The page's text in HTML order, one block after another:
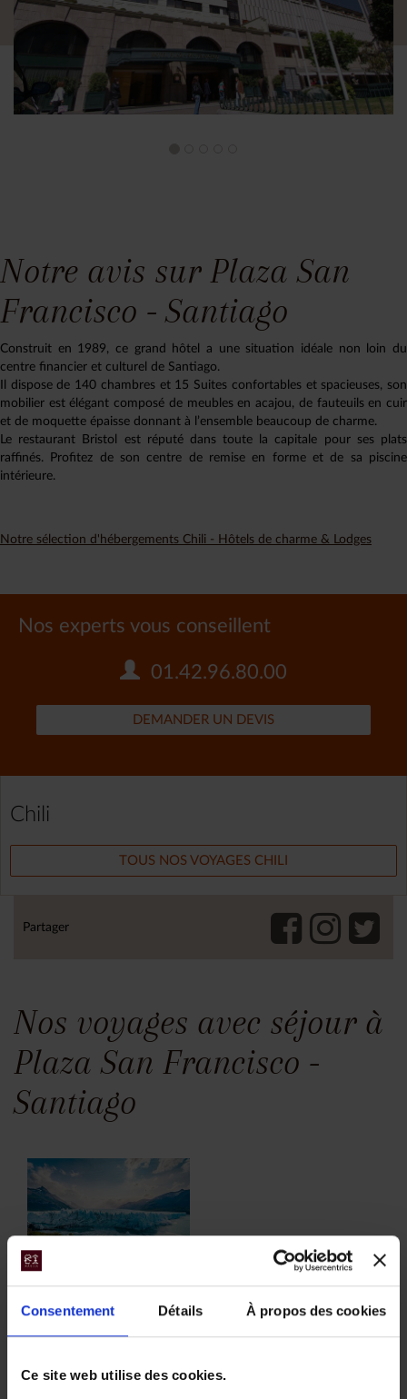
Consentement Détails À propos des cookies
Ce site web utilise des cookies.
Notre avis sur Plaza San
Francisco - Santiago
Construit en 1989, ce grand hôtel a une situation idéale non loin du
centre financier et culturel de Santiago.
Il dispose de 140 chambres et 15 Suites confortables et spacieuses, son
mobilier est élégant composé de meubles en acajou, de fauteuils en cuir
et de moquette épaisse donnant à l’ensemble beaucoup de charme.
Le restaurant Bristol est réputé dans toute la capitale pour ses plats
raffinés. Profitez de son centre de remise en forme et de sa piscine
intérieure.
Notre sélection d'hébergements Chili - Hôtels de charme & Lodges
Nos experts vous conseillent
01.42.96.80.00
DEMANDER UN DEVIS
Chili
TOUS NOS VOYAGES CHILI
Partager
Nos voyages avec séjour à
Plaza San Francisco -
Santiago
Voyage en
Patagonie entre